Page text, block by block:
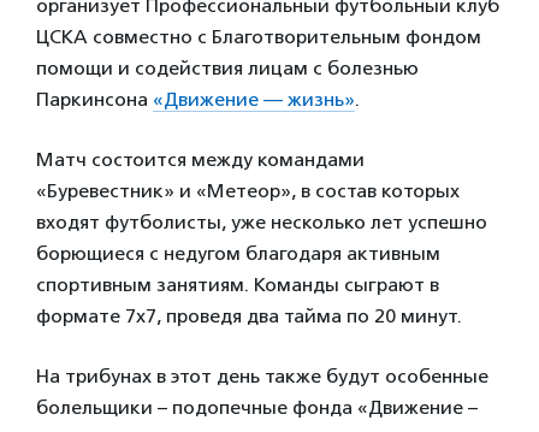
организует Профессиональный футбольный клуб
ЦСКА совместно с Благотворительным фондом
помощи и содействия лицам с болезнью
Паркинсона «Движение — жизнь».
Матч состоится между командами
«Буревестник» и «Метеор», в состав которых
входят футболисты, уже несколько лет успешно
борющиеся с недугом благодаря активным
спортивным занятиям. Команды сыграют в
формате 7х7, проведя два тайма по 20 минут.
На трибунах в этот день также будут особенные
болельщики – подопечные фонда «Движение –